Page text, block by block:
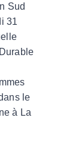
Sud
31
le
à La